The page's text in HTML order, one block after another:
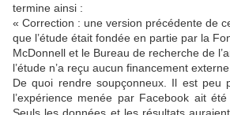
termine ainsi :
« Correction : une version précédente de
que l’étude était fondée en partie par la
McDonnell et le Bureau de recherche de
l’étude n’a reçu aucun financement
De quoi rendre soupçonneux. Il est peu
l’expérience menée par Facebook ait été
Seuls les données et les résultats